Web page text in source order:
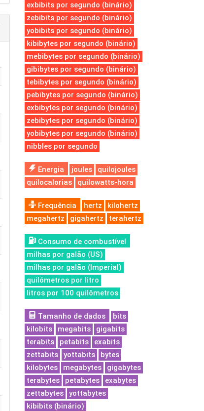
exbibits por segundo (binário)
zebibits por segundo (binário)
yobibits por segundo (binário)
kibibytes por segundo (binário)
mebibytes por segundo (binário)
gibibytes por segundo (binário)
tebibytes por segundo (binário)
pebibytes por segundo (binário)
exbibytes por segundo (binário)
zebibytes por segundo (binário)
yobibytes por segundo (binário)
nibbles por segundo
Energia joules
quilojoules
quilocalorias
quilowatts-hora
Frequência hertz
kilohertz
megahertz
gigahertz terahertz
Consumo de combustível
milhas por galão (US)
milhas por galão (Imperial)
quilómetros por litro
litros por 100 quilômetros
Tamanho de dados
bits
kilobits
megabits
gigabits
terabits
petabits
exabits
zettabits
yottabits
bytes
kilobytes
megabytes
gigabytes
terabytes
petabytes
exabytes
zettabytes
yottabytes
kibibits (binário)